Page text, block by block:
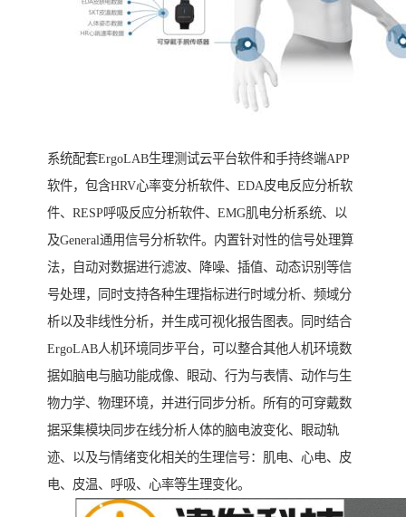
系统配套ErgoLAB生理测试云平台软件和手持终端APP
软件，包含HRV心率变分析软件、EDA皮电反应分析软
件、RESP呼吸反应分析软件、EMG肌电分析系统、以
及General通用信号分析软件。内置针对性的信号处理算
法，自动对数据进行滤波、降噪、插值、动态识别等信
号处理，同时支持各种生理指标进行时域分析、频域分
析以及非线性分析，并生成可视化报告图表。同时结合
ErgoLAB人机环境同步平台，可以整合其他人机环境数
据如脑电与脑功能成像、眼动、行为与表情、动作与生
物力学、物理环境，并进行同步分析。所有的可穿戴数
据采集模块同步在线分析人体的脑电波变化、眼动轨
迹、以及与情绪变化相关的生理信号：肌电、心电、皮
电、皮温、呼吸、心率等生理变化。